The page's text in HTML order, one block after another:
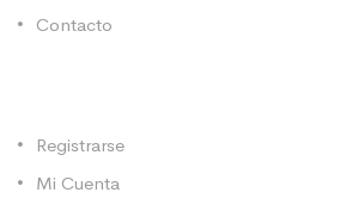
Contacto
Registrarse
Mi Cuenta